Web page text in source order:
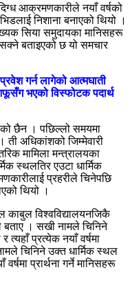
आक्रमणकारीले नयाँ वर्षको
निशाना बनाएको थियो ।
सिया समुदायका मानिसहरू
बताइएको छ यो समचार
गर्न लागेको आत्मघाती
भएको विस्फोटक पदार्थ
छैन । पछिल्लो समयमा
अधिकांशको जिम्मेवारी
मामिला मन्त्रालयका
स्थलतिर एउटा धार्मिक
प्रहरीले चिनेपछि
थियो ।
विश्वविद्यालयनजिकै
। सखी नामले चिनिने
प्रत्येक नयाँ वर्षमा
चिनिने उक्त धार्मिक स्थल
प्रार्थना गर्ने मानिसहरू